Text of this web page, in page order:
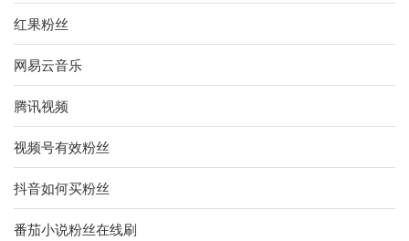
红果粉丝
网易云音乐
腾讯视频
视频号有效粉丝
抖音如何买粉丝
番茄小说粉丝在线刷